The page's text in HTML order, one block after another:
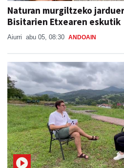
Naturan murgiltzeko
Bisitarien Etxearen eskutik
Aiurri abu 05, 08:30 ANDOAIN